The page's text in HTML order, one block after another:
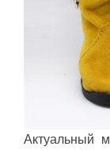
Актуальный